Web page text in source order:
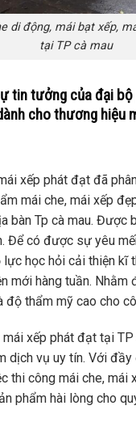
di động, mái bạt xếp,
tại TP cà mau
tin tưởng của đại bộ
cho thương hiệu
xếp phát đạt đã
mái che, mái xếp
bàn Tp cà mau. Được
Để có được sự yêu
học hỏi cải thiện kĩ
mới hàng tuần. Nhằm
độ thẩm mỹ cao cho
xếp phát đạt tại TP
dịch vụ uy tín. Với đầy
thi công mái che, mái
phẩm hài lòng cho